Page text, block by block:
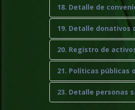
18. Detalle de
19. Detalle donativos
20. Registro de
21. Políticas públicas
23. Detalle personas